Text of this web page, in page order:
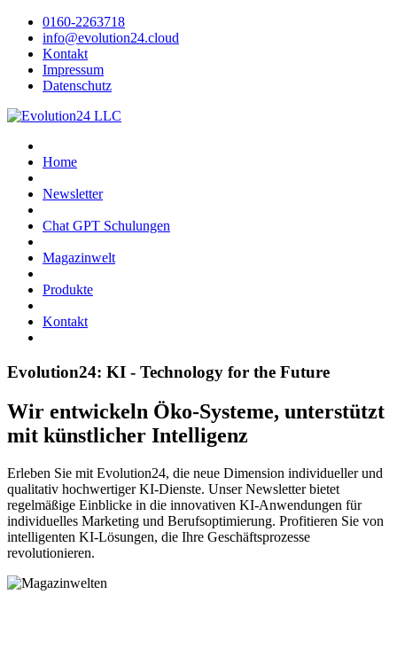
0160-2263718
info@evolution24.cloud
Kontakt
Impressum
Datenschutz
Home
Newsletter
Chat GPT Schulungen
Magazinwelt
Produkte
Kontakt
Evolution24: KI - Technology for the Future
Wir entwickeln Öko-Systeme, unterstützt
mit künstlicher Intelligenz
Erleben Sie mit Evolution24, die neue Dimension individueller und
qualitativ hochwertiger KI-Dienste. Unser Newsletter bietet
regelmäßige Einblicke in die innovativen KI-Anwendungen für
individuelles Marketing und Berufsoptimierung. Profitieren Sie von
intelligenten KI-Lösungen, die Ihre Geschäftsprozesse
revolutionieren.